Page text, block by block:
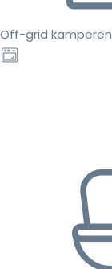
Off-grid kamperen